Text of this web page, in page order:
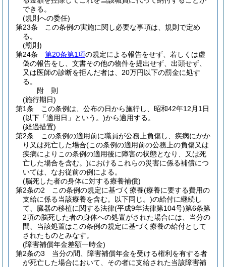
できる。
(規則への委任)
第23条
この条例の実施に関し必要な事項は、規則で定め
る。
(罰則)
第24条
第20条第1項の規定による報告をせず、若しくは虚
偽の報告をし、文書その他の物件を提出せず、出頭せず、
又は医師の診断を拒んだ者は、20万円以下の罰金に処す
る。
附 則
(施行期日)
第1条
この条例は、公布の日から施行し、昭和42年12月1日
(以下「適用日」という。)から適用する。
(経過措置)
第2条
この条例の適用前に職員が公務上負傷し、疾病にかか
り又は死亡した場合(この条例の適用前の公務上の負傷又は
疾病によりこの条例の適用後に障害の状態となり、又は死
亡した場合を含む。)におけるこれらの災害に係る補償につ
いては、なお従前の例による。
(脳死した者の身体に対する療養補償)
第2条の2
この条例の規定に基づく療養(療養に要する費用の
支給に係る当該療養を含む。以下同じ。)の給付に継続し
て、臓器の移植に関する法律(平成9年法律第104号)第6条第
2項の脳死した者の身体への処置がされた場合には、当分の
間、当該処置はこの条例の規定に基づく療養の給付として
されたものとみなす。
(障害補償年金差額一時金)
第2条の3
当分の間、障害補償年金を受ける権利を有する者
が死亡した場合において、その者に支給された当該障害補